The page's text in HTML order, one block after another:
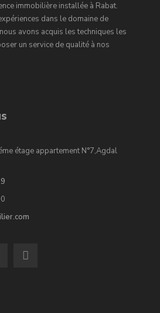
immobilière installée à Rabat.
dans le domaine de
avons acquis les techniques les
un service de qualité à nos
étage appartement N°7,Agdal